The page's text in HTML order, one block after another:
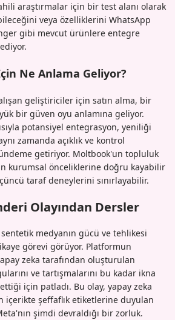
araştırmalar için bir test alanı olarak
veya özelliklerini WhatsApp
gibi mevcut ürünlere entegre
Ne Anlama Geliyor?
geliştiriciler için satın alma, bir
bir güven oyu anlamına geliyor.
potansiyel entegrasyon, yeniliği
zamanda açıklık ve kontrol
getiriyor. Moltbook'un topluluk
kurumsal önceliklerine doğru kayabilir
taraf deneylerini sınırlayabilir.
Olayından Dersler
medyanın gücü ve tehlikesi
görevi görüyor. Platformun
zeka tarafından oluşturulan
ve tartışmalarını bu kadar ikna
için patladı. Bu olay, yapay zeka
içerikte şeffaflık etiketlerine duyulan
şimdi devraldığı bir zorluk.